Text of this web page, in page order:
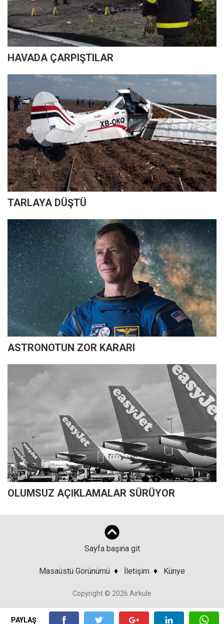
PAYLAŞ
HAVADA ÇARPIŞTILAR
TARLAYA DÜŞTÜ
ASTRONOTUN ZOR KARARI
OLUMSUZ AÇIKLAMALAR SÜRÜYOR
Sayfa başına git
Masaüstü Görünümü ♦ İletişim ♦ Künye
Copyright © 2026 Airkule